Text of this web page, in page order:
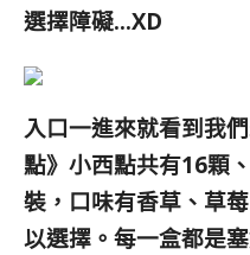
選擇障礙…XD
入口一進來就看到我
點》小西點共有16顆
裝，口味有香草、草
以選擇。每一盒都是